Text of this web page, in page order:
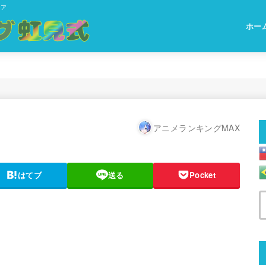
ホー
アニメランキングMAX
はてブ 送る Pocket